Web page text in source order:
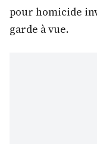
pour homicide
garde à vue.